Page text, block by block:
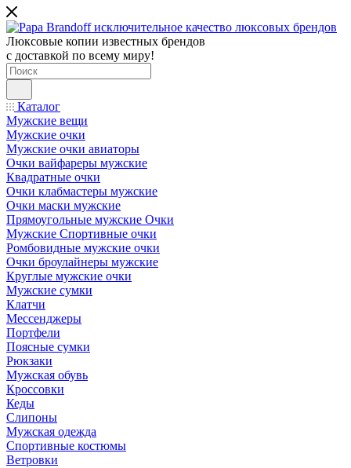
Люксовые копии известных брендов
с доставкой по всему миру!
Каталог
Мужские вещи
Мужские очки
Мужские очки авиаторы
Очки вайфареры мужские
Квадратные очки
Очки клабмастеры мужские
Очки маски мужские
Прямоугольные мужские Очки
Мужские Спортивные очки
Ромбовидные мужские очки
Очки броулайнеры мужские
Круглые мужские очки
Мужские сумки
Клатчи
Мессенджеры
Портфели
Поясные сумки
Рюкзаки
Мужская обувь
Кроссовки
Кеды
Слипоны
Мужская одежда
Спортивные костюмы
Ветровки